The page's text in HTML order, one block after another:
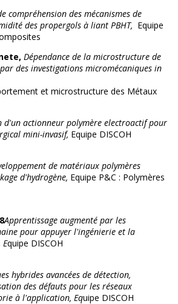
compréhension des mécanismes de
des propergols à liant PBHT, Equipe
Dépendance de la microstructure de
des investigations micromécaniques in
et microstructure des Métaux
d'un actionneur polymère electroactif pour
mini-invasif, Equipe DISCOH
de matériaux polymères
d'hydrogène, Equipe P&C : Polymères
Apprentissage augmenté par les
pour appuyer l'ingénierie et la
quipe DISCOH
hybrides avancées de détection,
des défauts pour les réseaux
à l'application, Equipe DISCOH